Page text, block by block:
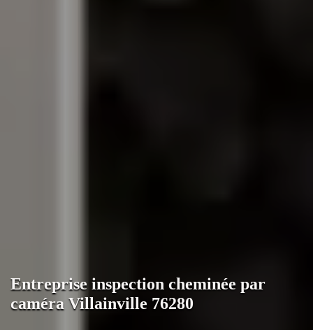
Entreprise inspection cheminée par
caméra Villainville 76280